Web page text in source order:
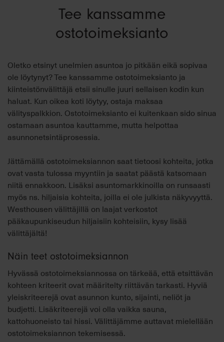
Tee kanssamme
ostotoimeksianto
Oletko etsinyt unelmien asuntoa jo pitkään eikä sopivaa
ole löytynyt? Tee kanssamme ostotoimeksianto ja
kiinteistönvälittäjä etsii sinulle juuri sellaisen kodin kun
haluat. Kun oikea koti löytyy, ostaja maksaa
välityspalkkion. Ostotoimeksianto ei kuitenkaan sido sinua
ostamaan asuntoa kauttamme, mutta helpottaa
asunnonetsintäprosessia.
Jättämällä ostotoimeksiannon saat tietoosi kohteita, jotka
ovat vasta tulossa myyntiin ja saatat päästä katsomaan
niitä ennakkoon. Lisäksi asuntomarkkinoilla on runsaasti
myös ns. hiljaisia kohteita, joilla ei ole julkista näkyvyyttä.
Westhousen välittäjillä on laajat verkostot
pääkaupunkiseudun hiljaisiin kohteisiin, kysy lisää
välittäjältä!
Näin teet ostotoimeksiannon
Hyvässä ostotoimeksiannossa on tärkeää, että etsittävän
kohteen kriteerit ovat määritelty riittävän tarkasti. Hyviä
yleiskriteerejä ovat asunnon kunto, sijainti, neliöt ja
budjetti. Lisäkriteerejä voi olla vaikka sauna,
kattohuoneisto tai hissi. Välittäjämme auttavat mielellään
ostotoimeksiannon tekemisessä.